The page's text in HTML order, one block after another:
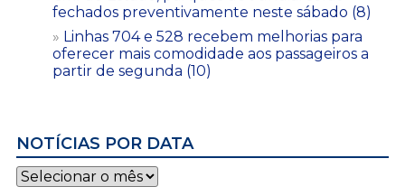
fechados preventivamente neste sábado (8)
Linhas 704 e 528 recebem melhorias para
oferecer mais comodidade aos passageiros a
partir de segunda (10)
NOTÍCIAS POR DATA
Notícias
por